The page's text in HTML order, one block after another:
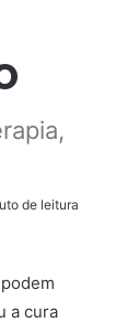
de leitura
a cura